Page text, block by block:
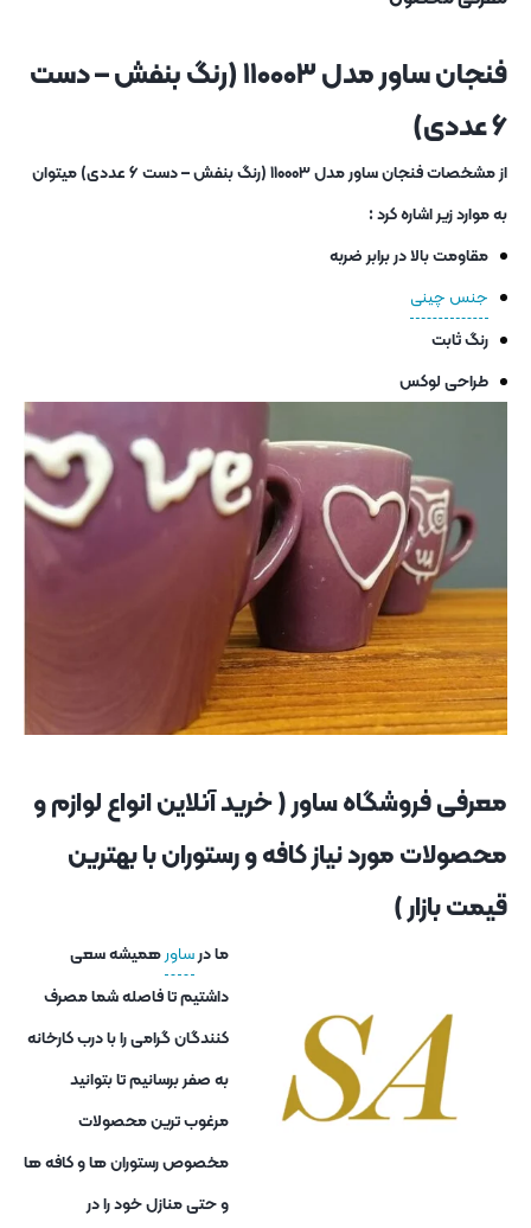
فنجان ساور مدل ۱۱۰۰۰۳ (رنگ بنفش – دست
۶ عددی)
از مشخصات فنجان ساور مدل ۱۱۰۰۰۳ (رنگ بنفش – دست ۶ عددی) میتوان
به موارد زیر اشاره کرد :
مقاومت بالا در برابر ضربه
جنس چینی
رنگ ثابت
طراحی لوکس
معرفی فروشگاه ساور ( خرید آنلاین انواع لوازم و
محصولات مورد نیاز کافه و رستوران با بهترین
قیمت بازار )
ما درساورهمیشه سعی
داشتیم تا فاصله شما مصرف
کنندگان گرامی را با درب کارخانه
به صفر برسانیم تا بتوانید
مرغوب ترین محصولات
مخصوص رستوران ها و کافه ها
و حتی منازل خود را در